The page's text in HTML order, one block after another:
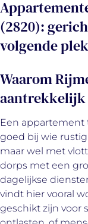
(2820):
volgende plek
Waarom
Een appartement
goed bij wie
maar wel met
dorps met een
dagelijkse
vindt hier vooral
geschikt zijn voor